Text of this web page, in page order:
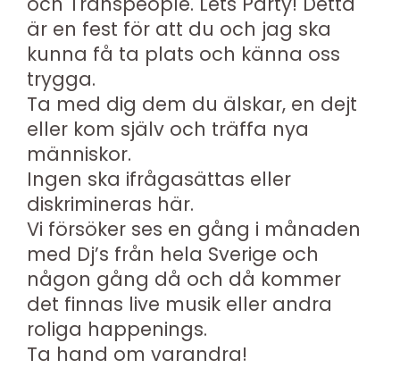
är en fest för att du och jag ska
kunna få ta plats och känna oss
trygga.
Ta med dig dem du älskar, en dejt
eller kom själv och träffa nya
människor.
Ingen ska ifrågasättas eller
diskrimineras här.
Vi försöker ses en gång i månaden
med Dj’s från hela Sverige och
någon gång då och då kommer
det finnas live musik eller andra
roliga happenings.
Ta hand om varandra!